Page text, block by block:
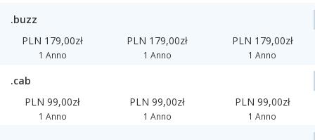
.buzz
PLN 179,00zł
1 Anno
PLN 179,00zł
1 Anno
PLN 179,00zł
1 Anno
.cab
PLN 99,00zł
1 Anno
PLN 99,00zł
1 Anno
PLN 99,00zł
1 Anno